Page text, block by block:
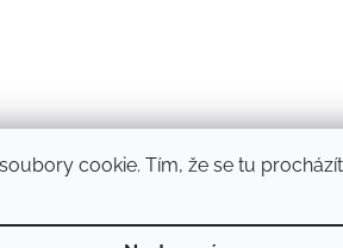
cookie. Tím, že se tu